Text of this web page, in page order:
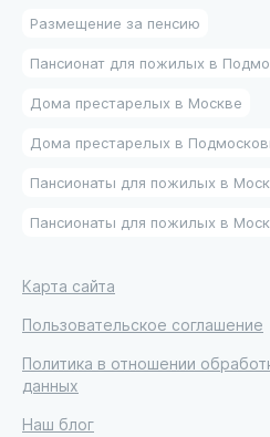
Размещение за пенсию
Пансионат для пожилых в
Дома престарелых в Москве
Дома престарелых в
Пансионаты для пожилых в
Пансионаты для пожилых в
Карта сайта
Пользовательское соглашение
Политика в отношении
данных
Наш блог